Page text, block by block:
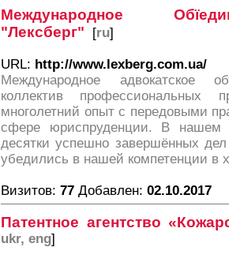
Международное
"Лексберг" [ru]
URL: http://www.lexberg.com.ua/
Международное адвокатское
коллектив профессиональных
многолетний опыт с передовыми
сфере юриспруденции. В нашем
десятки успешно завершённых
убедились в нашей компетенции в
Визитов: 77 Добавлен: 02.10.2017
Патентное агентство
ukr, eng]